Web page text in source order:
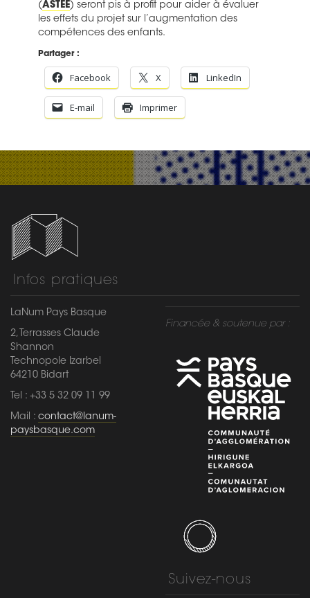
(ASTEE) seront pis à profit pour aider à évaluer
les effets du projet sur l’augmentation des
compétences des enfants.
Partager :
Facebook X LinkedIn
E-mail Imprimer
Infos pratiques
LaNum Pays Basque
2, Terrasses Claude
Shannon
Technopole Izarbel
64210 Bidart
Tel : +33 5 32 09 11 99
Mail : contact@lanum-
paysbasque.com
Financée & soutenue par :
Suivez-nous